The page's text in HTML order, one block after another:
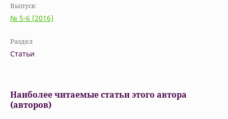
Выпуск
№ 5-6 (2016)
Раздел
Статьи
Наиболее читаемые статьи этого автора
(авторов)